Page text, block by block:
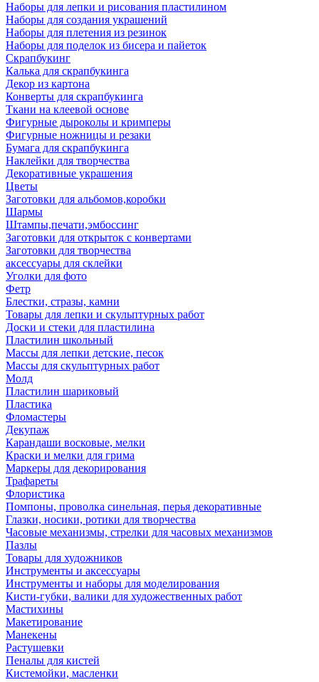
Наборы для лепки и рисования пластилином
Наборы для создания украшений
Наборы для плетения из резинок
Наборы для поделок из бисера и пайеток
Скрапбукинг
Калька для скрапбукинга
Декор из картона
Конверты для скрапбукинга
Ткани на клеевой основе
Фигурные дыроколы и кримперы
Фигурные ножницы и резаки
Бумага для скрапбукинга
Наклейки для творчества
Декоративные украшения
Цветы
Заготовки для альбомов,коробки
Шармы
Штампы,печати,эмбоссинг
Заготовки для открыток с конвертами
Заготовки для творчества
аксессуары для склейки
Уголки для фото
Фетр
Блестки, стразы, камни
Товары для лепки и скульптурных работ
Доски и стеки для пластилина
Пластилин школьный
Массы для лепки детские, песок
Массы для скульптурных работ
Молд
Пластилин шариковый
Пластика
Фломастеры
Декупаж
Карандаши восковые, мелки
Краски и мелки для грима
Маркеры для декорирования
Трафареты
Флористика
Помпоны, проволка синельная, перья декоративные
Глазки, носики, ротики для творчества
Часовые механизмы, стрелки для часовых механизмов
Пазлы
Товары для художников
Инструменты и аксессуары
Инструменты и наборы для моделирования
Кисти-губки, валики для художественных работ
Мастихины
Макетирование
Манекены
Растушевки
Пеналы для кистей
Кистемойки, масленки